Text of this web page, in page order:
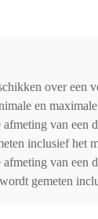
over een
en
van een
inclusief het
van een
gemeten